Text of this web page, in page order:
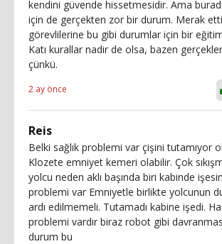
kendini güvende hissetmesidir. Ama
için de gerçekten zor bir durum. Merak
görevlilerine bu gibi durumlar için bir
Katı kurallar nadir de olsa, bazen
çünkü.
2 ay önce
Reis
Belki sağlık problemi var çişini tutamıyor
Klozete emniyet kemeri olabilir. Çok
yolcu neden aklı başında biri kabinde
problemi var Emniyetle birlikte yolcunun
ardı edilmemeli. Tutamadı kabine işedi.
problemi vardır biraz robot gibi
durum bu